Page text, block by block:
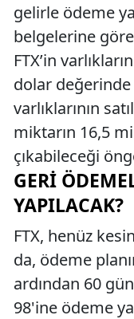
gelirle ödeme
belgelerine
FTX’in
dolar
varlıklarının
miktarın 16,5
çıkabileceği
GERI
YAPILACAK?
FTX, henüz
da, ödeme
ardından 60
98'ine ödeme